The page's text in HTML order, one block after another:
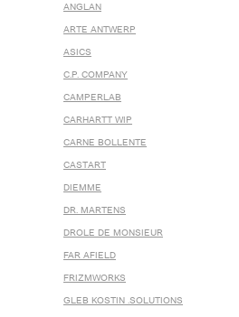
ANGLAN
ARTE ANTWERP
ASICS
C.P. COMPANY
CAMPERLAB
CARHARTT WIP
CARNE BOLLENTE
CASTART
DIEMME
DR. MARTENS
DROLE DE MONSIEUR
FAR AFIELD
FRIZMWORKS
GLEB KOSTIN .SOLUTIONS